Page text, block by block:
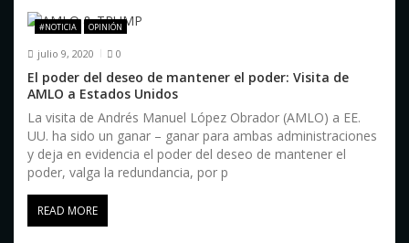
e
n
t
r
a
d
a
#NOTICIA OPINIÓN
julio 9, 2020 0
El poder del deseo de mantener el poder: Visita de
AMLO a Estados Unidos
La visita de Andrés Manuel López Obrador (AMLO) a EE.
UU. ha sido un ganar – ganar para ambas administraciones
y deja en evidencia el poder del deseo de mantener el
poder, valga la redundancia, por p
READ MORE